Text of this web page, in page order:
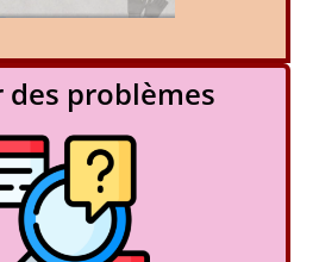
des problèmes